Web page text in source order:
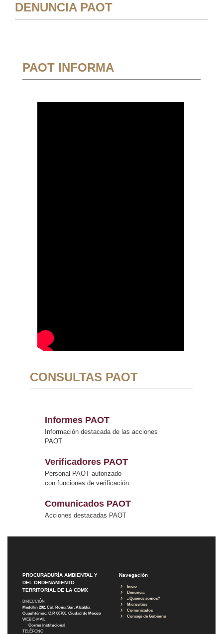
DENUNCIA PAOT
PAOT INFORMA
CONSULTAS PAOT
Informes PAOT
Información destacada de las acciones
PAOT
Verificadores PAOT
Personal PAOT autorizado
con funciones de verificación
Comunicados PAOT
Acciones destacadas PAOT
PROCURADURÍA AMBIENTAL Y
DEL ORDENAMIENTO
TERRITORIAL DE LA CDMX
DIRECCIÓN
Medellín 202, Col. Roma Sur, Alcaldía
Cuauhtémoc, C.P. 06700, Ciudad de México
WEB E-MAIL
Correo Institucional
TELÉFONO
Navegación
Inicio
Denuncia
¿Quiénes somos?
Micrositios
Comunicados
Consejo de Gobierno